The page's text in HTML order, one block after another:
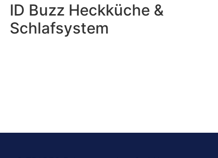
ID Buzz Heckküche &
Schlafsystem